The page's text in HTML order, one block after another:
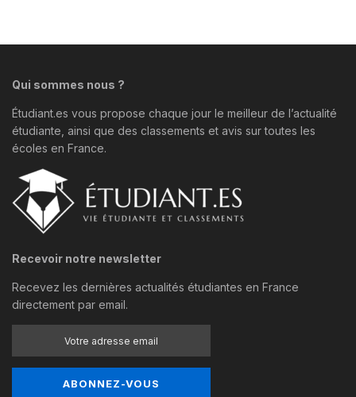
Qui sommes nous ?
Étudiant.es vous propose chaque jour le meilleur de l’actualité
étudiante, ainsi que des classements et avis sur toutes les
écoles en France.
Recevoir notre newsletter
Recevez les dernières actualités étudiantes en France
directement par email.